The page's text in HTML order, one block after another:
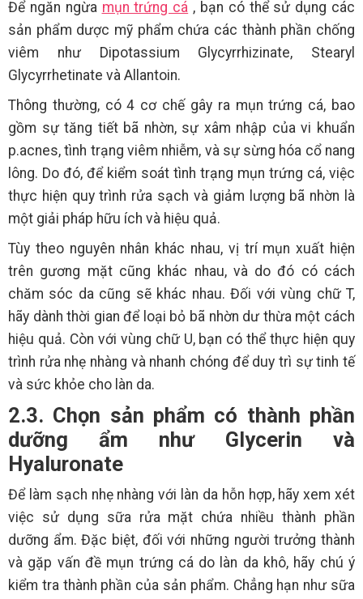
Để ngăn ngừa mụn trứng cá , bạn có thể sử dụng các
sản phẩm dược mỹ phẩm chứa các thành phần chống
viêm như Dipotassium Glycyrrhizinate, Stearyl
Glycyrrhetinate và Allantoin.
Thông thường, có 4 cơ chế gây ra mụn trứng cá, bao
gồm sự tăng tiết bã nhờn, sự xâm nhập của vi khuẩn
p.acnes, tình trạng viêm nhiễm, và sự sừng hóa cổ nang
lông. Do đó, để kiểm soát tình trạng mụn trứng cá, việc
thực hiện quy trình rửa sạch và giảm lượng bã nhờn là
một giải pháp hữu ích và hiệu quả.
Tùy theo nguyên nhân khác nhau, vị trí mụn xuất hiện
trên gương mặt cũng khác nhau, và do đó có cách
chăm sóc da cũng sẽ khác nhau. Đối với vùng chữ T,
hãy dành thời gian để loại bỏ bã nhờn dư thừa một cách
hiệu quả. Còn với vùng chữ U, bạn có thể thực hiện quy
trình rửa nhẹ nhàng và nhanh chóng để duy trì sự tinh tế
và sức khỏe cho làn da.
2.3. Chọn sản phẩm có thành phần
dưỡng ẩm như Glycerin và
Hyaluronate
Để làm sạch nhẹ nhàng với làn da hỗn hợp, hãy xem xét
việc sử dụng sữa rửa mặt chứa nhiều thành phần
dưỡng ẩm. Đặc biệt, đối với những người trưởng thành
và gặp vấn đề mụn trứng cá do làn da khô, hãy chú ý
kiểm tra thành phần của sản phẩm. Chẳng hạn như sữa